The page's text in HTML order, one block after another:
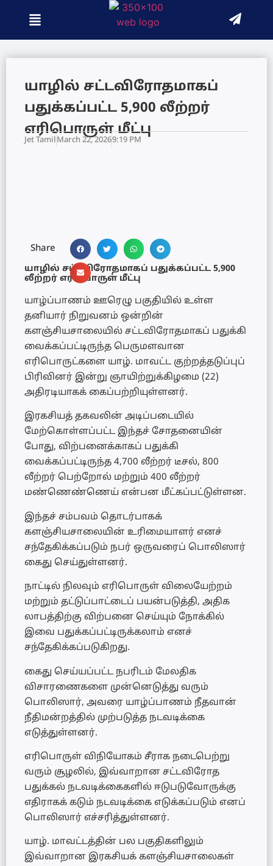
யாழில் சட்டவிரோதமாகப்
பதுக்கப்பட்ட 5,900 லீற்றர்
எரிபொருள் மீட்பு
Jet TamilMarch 22, 20269:19 PM
Share
யாழில் சட்டவிரோதமாகப் பதுக்கப்பட்ட 5,900
லீற்றர் எரிபொருள் மீட்பு
யாழ்ப்பாணம் ஊரெழு பகுதியில் உள்ள
தனியார் நிறுவனம் ஒன்றின்
களஞ்சியசாலையில் சட்டவிரோதமாகப் பதுக்கி
வைக்கப்பட்டிருந்த பெருமளவான
எரிபொருட்களை யாழ். மாவட்ட குற்றத்தடுப்புப்
பிரிவினர் இன்று ஞாயிற்றுக்கிழமை (22)
அதிரடியாகக் கைப்பற்றியுள்ளனர்.
இரகசியத் தகவலின் அடிப்படையில்
மேற்கொள்ளப்பட்ட இந்தச் சோதனையின்
போது, விற்பனைக்காகப் பதுக்கி
வைக்கப்பட்டிருந்த 4,700 லீற்றர் டீசல், 800
லீற்றர் பெற்றோல் மற்றும் 400 லீற்றர்
மண்ணெண்ணெய் என்பன மீட்கப்பட்டுள்ளன.
இந்தச் சம்பவம் தொடர்பாகக்
களஞ்சியசாலையின் உரிமையாளர் எனச்
சந்தேகிக்கப்படும் நபர் ஒருவரைப் பொலிஸார்
கைது செய்துள்ளனர்.
நாட்டில் நிலவும் எரிபொருள் விலையேற்றம்
மற்றும் தட்டுப்பாட்டைப் பயன்படுத்தி, அதிக
லாபத்திற்கு விற்பனை செய்யும் நோக்கில்
இவை பதுக்கப்பட்டிருக்கலாம் எனச்
சந்தேகிக்கப்படுகிறது.
கைது செய்யப்பட்ட நபரிடம் மேலதிக
விசாரணைகளை முன்னெடுத்து வரும்
பொலிஸார், அவரை யாழ்ப்பாணம் நீதவான்
நீதிமன்றத்தில் முற்படுத்த நடவடிக்கை
எடுத்துள்ளனர்.
எரிபொருள் விநியோகம் சீராக நடைபெற்று
வரும் சூழலில், இவ்வாறான சட்டவிரோத
பதுக்கல் நடவடிக்கைகளில் ஈடுபடுவோருக்கு
எதிராகக் கடும் நடவடிக்கை எடுக்கப்படும் எனப்
பொலிஸார் எச்சரித்துள்ளனர்.
யாழ். மாவட்டத்தின் பல பகுதிகளிலும்
இவ்வாறான இரகசியக் களஞ்சியசாலைகள்